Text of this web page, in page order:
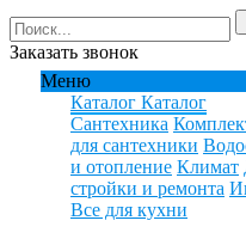
Заказать звонок
Меню
Каталог Каталог
Сантехника
для сантехники
и отопление Климат
стройки и ремонта
Все для кухни